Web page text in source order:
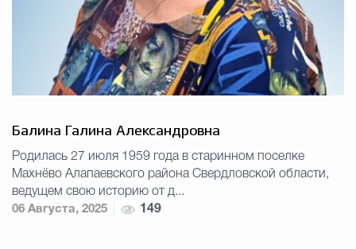
Балина Галина Александровна
Родилась 27 июля 1959 года в старинном поселке
Махнёво Алапаевского района Свердловской области,
ведущем свою историю от д...
06 Августа, 2025
149